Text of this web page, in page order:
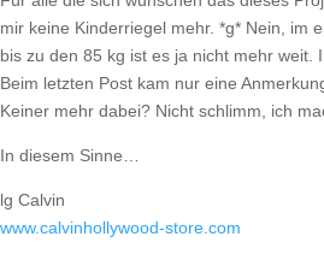
mir keine Kinderriegel mehr. *g* Nein, im
bis zu den 85 kg ist es ja nicht mehr weit.
Beim letzten Post kam nur eine
Keiner mehr dabei? Nicht schlimm, ich
In diesem Sinne…
lg Calvin
www.calvinhollywood-store.com